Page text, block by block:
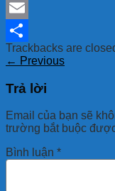
Mastodon
Email
Share
Trackbacks are
← Previous
Trả lời
Email của bạn sẽ
trường bắt buộc
Bình luận *